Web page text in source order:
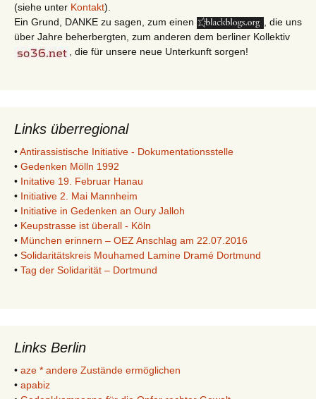
(siehe unter Kontakt).
Ein Grund, DANKE zu sagen, zum einen
, die uns
über Jahre beherbergten, zum anderen dem berliner Kollektiv
, die für unsere neue Unterkunft sorgen!
Links überregional
•Antirassistische Initiative - Dokumentationsstelle
• Gedenken Mölln 1992
• Initative 19. Februar Hanau
• Initiative 2. Mai Mannheim
• Initiative in Gedenken an Oury Jalloh
• Keupstrasse ist überall - Köln
• München erinnern – OEZ Anschlag am 22.07.2016
• Solidaritätskreis Mouhamed Lamine Dramé Dortmund
• Tag der Solidarität – Dortmund
Links Berlin
• aze * andere Zustände ermöglichen
• apabiz